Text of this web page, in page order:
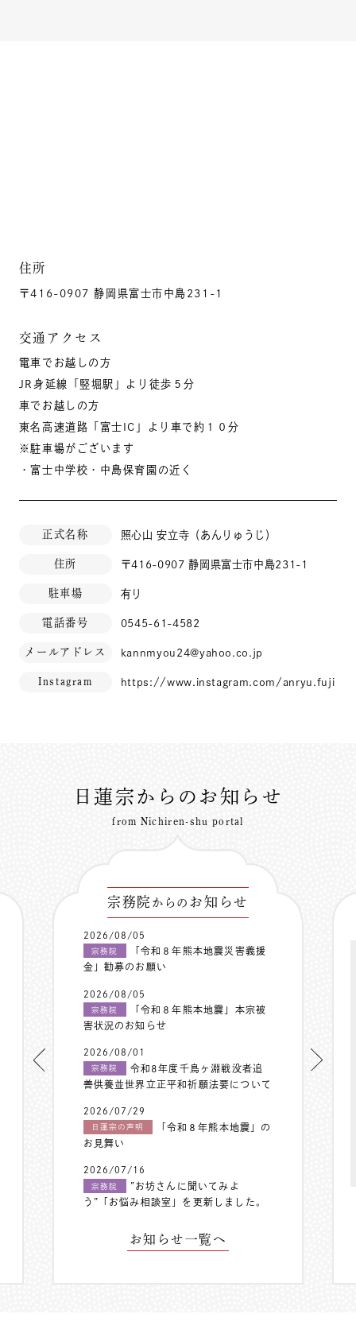
住所
〒416-0907 静岡県富士市中島231-1
交通アクセス
電車でお越しの方
JR身延線「竪堀駅」より徒歩５分
車でお越しの方
東名高速道路「富士IC」より車で約１０分
※駐車場がございます
・富士中学校・中島保育園の近く
正式名称 照心山 安立寺（あんりゅうじ）
住所 〒416-0907 静岡県富士市中島231-1
駐車場 有り
電話番号 0545-61-4582
メールアドレス kannmyou24@yahoo.co.jp
Instagram https://www.instagram.com/anryu.fuji
日蓮宗からのお知らせ
from Nichiren-shu portal
宗務院 からの お知らせ
2026/08/05
宗務院
「令和８年熊本地震災害義援
金」勧募のお願い
2026/08/05
宗務院
「令和８年熊本地震」本宗被
害状況のお知らせ
2026/08/01
宗務院
令和8年度千鳥ヶ淵戦没者追
善供養並世界立正平和祈願法要について
2026/07/29
日蓮宗の声明
「令和８年熊本地震」の
お見舞い
2026/07/16
宗務院
”お坊さんに聞いてみよ
う”「お悩み相談室」を更新しました。
お知らせ一覧へ